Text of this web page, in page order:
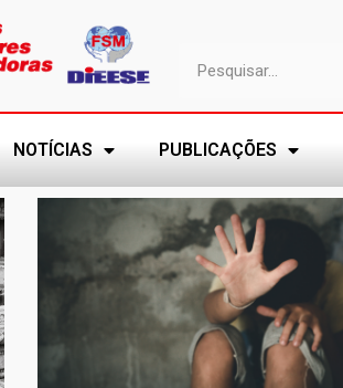
NOTÍCIAS PUBLICAÇÕES